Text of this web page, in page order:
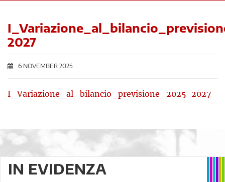
2027
6 NOVEMBER 2025
I_Variazione_al_bilancio_previsione_2025-2027
IN EVIDENZA